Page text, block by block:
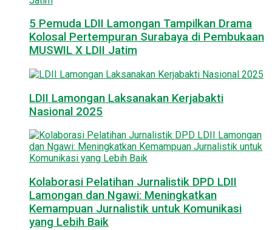
5 Pemuda LDII Lamongan Tampilkan Drama
Kolosal Pertempuran Surabaya di Pembukaan
MUSWIL X LDII Jatim
LDII Lamongan Laksanakan Kerjabakti
Nasional 2025
Kolaborasi Pelatihan Jurnalistik DPD LDII
Lamongan dan Ngawi: Meningkatkan
Kemampuan Jurnalistik untuk Komunikasi
yang Lebih Baik